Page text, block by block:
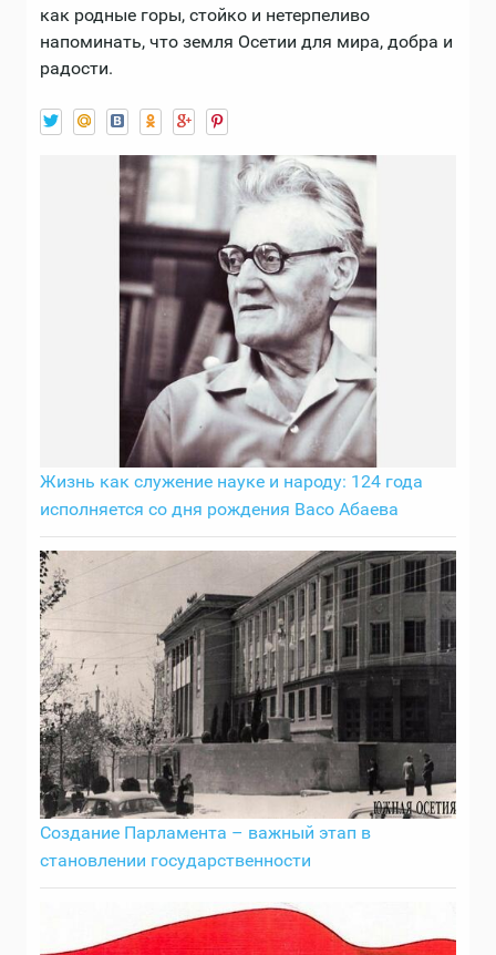
как родные горы, стойко и нетерпеливо
напоминать, что земля Осетии для мира, добра и
радости.
Жизнь как служение науке и народу: 124 года
исполняется со дня рождения Васо Абаева
Создание Парламента – важный этап в
становлении государственности